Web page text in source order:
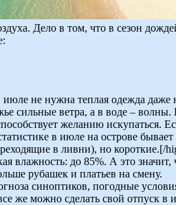
Дело в том, что в сезон
не нужна теплая одежда даже
сильные ветра, а в воде –
желанию искупаться.
в июле на острове
в ливни), но короткие.[/
влажность: до 85%. А это
рубашек и платьев на смену.
синоптиков, погодные
же можно сделать свой отпуск